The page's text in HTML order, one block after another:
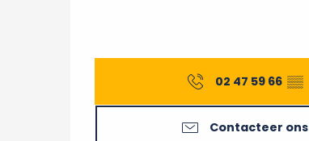
02 47 59 66 ▒▒
Contacteer ons